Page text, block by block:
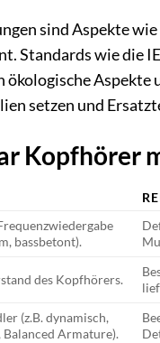
sind Aspekte wie
Standards wie die
setzen und
Kopfhörer
bassbetont).
des Kopfhörers.
(z.B. dynamisch,
Armature).